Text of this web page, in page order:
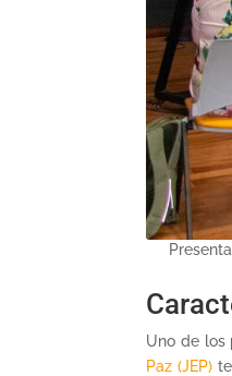
Uno de los
Paz (JEP)